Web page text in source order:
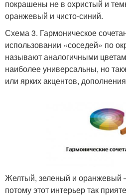
покрашены не в охристый и
оранжевый и чисто-синий.
Схема 3. Гармоническое
использовании «соседей» по
называют аналогичными
наиболее универсальны, но
или ярких акцентов,
Желтый, зеленый и оранжевый
потому этот интерьер так